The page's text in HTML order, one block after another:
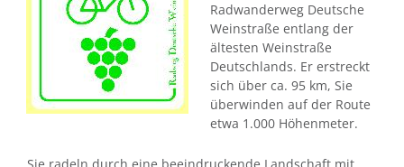
Radwanderweg Deutsche
Weinstraße entlang der
ältesten Weinstraße
Deutschlands. Er erstreckt
sich über ca. 95 km, Sie
überwinden auf der Route
etwa 1.000 Höhenmeter.